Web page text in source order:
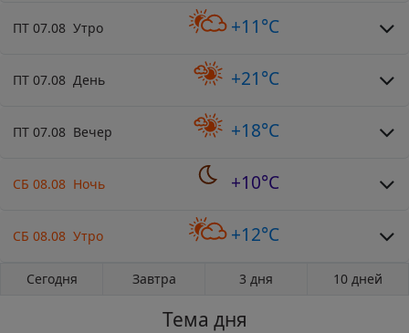
ПТ 07.08 Утро +11°C
ПТ 07.08 День +21°C
ПТ 07.08 Вечер +18°C
СБ 08.08 Ночь +10°C
СБ 08.08 Утро +12°C
Сегодня Завтра 3 дня 10 дней
Тема дня